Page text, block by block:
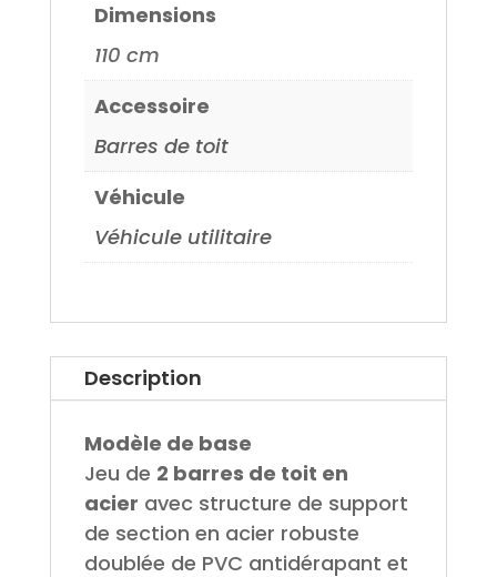
Dimensions
110 cm
Accessoire
Barres de toit
Véhicule
Véhicule utilitaire
Description
Modèle de base
Jeu de 2 barres de toit en
acier avec structure de support
de section en acier robuste
doublée de PVC antidérapant et